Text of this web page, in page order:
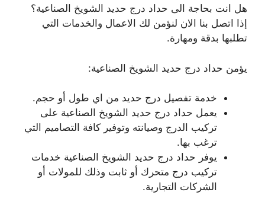
هل انت بحاجة الى حداد درج حديد الشويخ الصناعية؟
إذا اتصل بنا الان لنؤمن لك الاعمال والخدمات التي
تطلبها بدقة ومهارة.
يؤمن حداد درج حديد الشويخ الصناعية:
خدمة تفصيل درج حديد من اي طول أو حجم.
يعمل حداد درج حديد الشويخ الصناعية على
تركيب الدرج وصيانته وتوفير كافة التصاميم التي
ترغب بها.
يوفر حداد درج حديد الشويخ الصناعية خدمات
تركيب درج متحرك أو ثابت وذلك للمولات أو
الشركات التجارية.